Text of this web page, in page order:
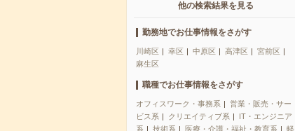
他の検索結果を見る
勤務地でお仕事情報をさがす
川崎区 幸区 中原区 高津区
宮前区
麻生区
職種でお仕事情報をさがす
オフィスワーク・事務系
営業・販売・サー
ビス系
クリエイティブ系
IT・エンジニア
系
技術系 医療・介護・福祉・教育系
軽